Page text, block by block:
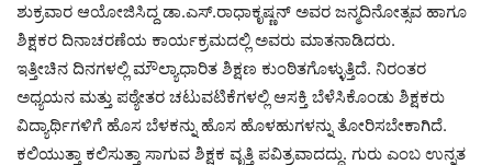
ಶುಕ್ರವಾರ ಆಯೋಜಿಸಿದ್ದ ಡಾ.ಎಸ್‌.ರಾಧಾಕೃಷ್ಣನ್‌ ಅವರ ಜನ್ಮದಿನೋತ್ಸವ ಹಾಗೂ
ಶಿಕ್ಷಕರ ದಿನಾಚರಣೆಯ ಕಾರ್ಯಕ್ರಮದಲ್ಲಿ ಅವರು ಮಾತನಾಡಿದರು.
ಇತ್ತೀಚಿನ ದಿನಗಳಲ್ಲಿ ಮೌಲ್ಯಾಧಾರಿತ ಶಿಕ್ಷಣ ಕುಂಠಿತಗೊಳ್ಳುತ್ತಿದೆ. ನಿರಂತರ
ಅಧ್ಯಯನ ಮತ್ತು ಪಠ್ಯೇತರ ಚಟುವಟಿಕೆಗಳಲ್ಲಿ ಆಸಕ್ತಿ ಬೆಳೆಸಿಕೊಂಡು ಶಿಕ್ಷಕರು
ವಿದ್ಯಾರ್ಥಿಗಳಿಗೆ ಹೊಸ ಬೆಳಕನ್ನು ಹೊಸ ಹೊಳಹುಗಳನ್ನು ತೋರಿಸಬೇಕಾಗಿದೆ.
ಕಲಿಯುತ್ತಾ ಕಲಿಸುತ್ತಾ ಸಾಗುವ ಶಿಕ್ಷಕ ವೃತ್ತಿ ಪವಿತ್ರವಾದದ್ದು. ಗುರು ಎಂಬ ಉನ್ನತ